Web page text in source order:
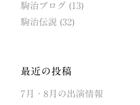
駒治ブログ (13)
駒治伝説 (32)
最近の投稿
7月・8月の出演情報